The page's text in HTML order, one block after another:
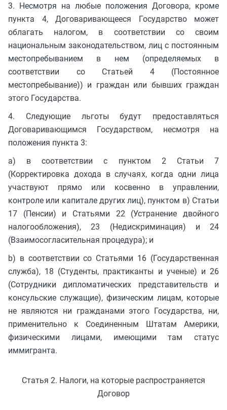
3. Несмотря на любые положения Договора, кроме
пункта 4, Договаривающееся Государство может
облагать налогом, в соответствии со своим
национальным законодательством, лиц с постоянным
местопребыванием в нем (определяемых в
соответствии со Статьей 4 (Постоянное
местопребывание)) и граждан или бывших граждан
этого Государства.
4. Следующие льготы будут предоставляться
Договаривающимся Государством, несмотря на
положения пункта 3:
a) в соответствии с пунктом 2 Статьи 7
(Корректировка дохода в случаях, когда одни лица
участвуют прямо или косвенно в управлении,
контроле или капитале других лиц), пунктом в) Статьи
17 (Пенсии) и Статьями 22 (Устранение двойного
налогообложения), 23 (Недискриминация) и 24
(Взаимосогласительная процедура); и
b) в соответствии со Статьями 16 (Государственная
служба), 18 (Студенты, практиканты и ученые) и 26
(Сотрудники дипломатических представительств и
консульские служащие), физическим лицам, которые
не являются ни гражданами этого Государства, ни,
применительно к Соединенным Штатам Америки,
физическими лицами, имеющими там статус
иммигранта.
Статья 2. Налоги, на которые распространяется
Договор